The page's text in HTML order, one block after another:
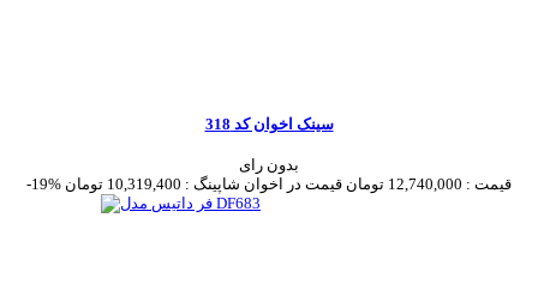
سینک اخوان کد 318
بدون رای
-19%
قیمت : 12,740,000 تومان قیمت در اخوان شاپینگ : 10,319,400 تومان